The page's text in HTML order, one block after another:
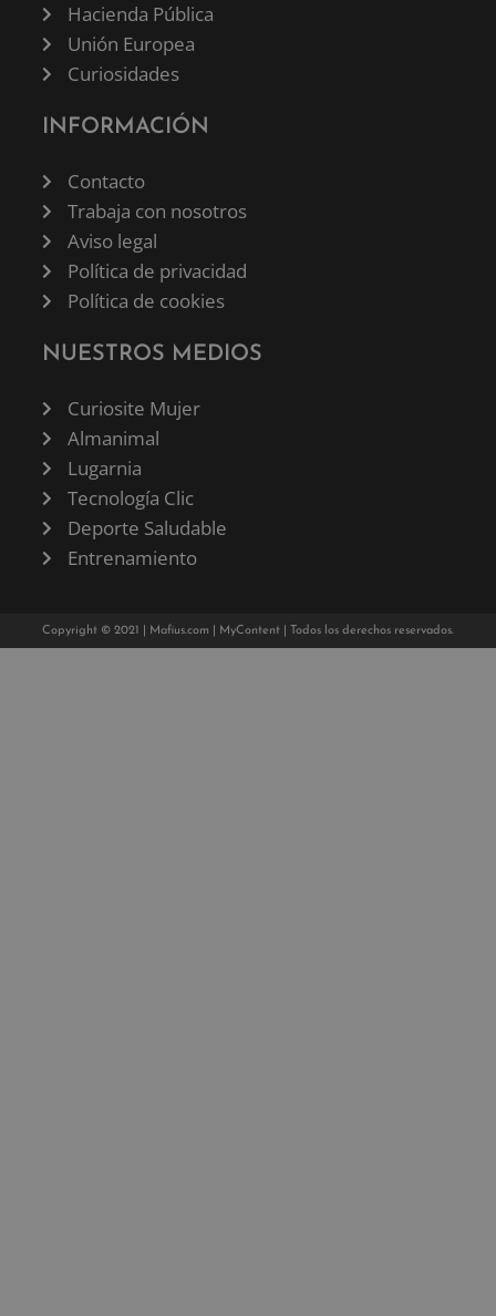
Hacienda Pública
Unión Europea
Curiosidades
INFORMACIÓN
Contacto
Trabaja con nosotros
Aviso legal
Política de privacidad
Política de cookies
NUESTROS MEDIOS
Curiosite Mujer
Almanimal
Lugarnia
Tecnología Clic
Deporte Saludable
Entrenamiento
Copyright © 2021 | Mafius.com MyContent | Todos los derechos reservados.